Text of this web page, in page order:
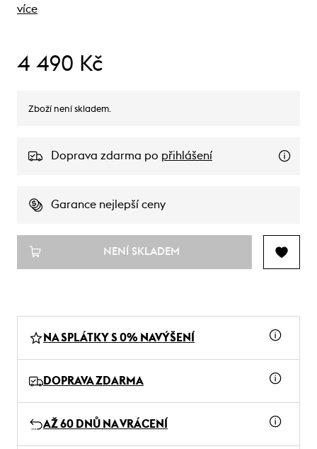
více
4 490 Kč
Zboží není skladem.
Doprava zdarma po přihlášení
Garance nejlepší ceny
NENÍ SKLADEM
NA SPLÁTKY S 0% NAVÝŠENÍ
DOPRAVA ZDARMA
AŽ 60 DNŮ NA VRÁCENÍ